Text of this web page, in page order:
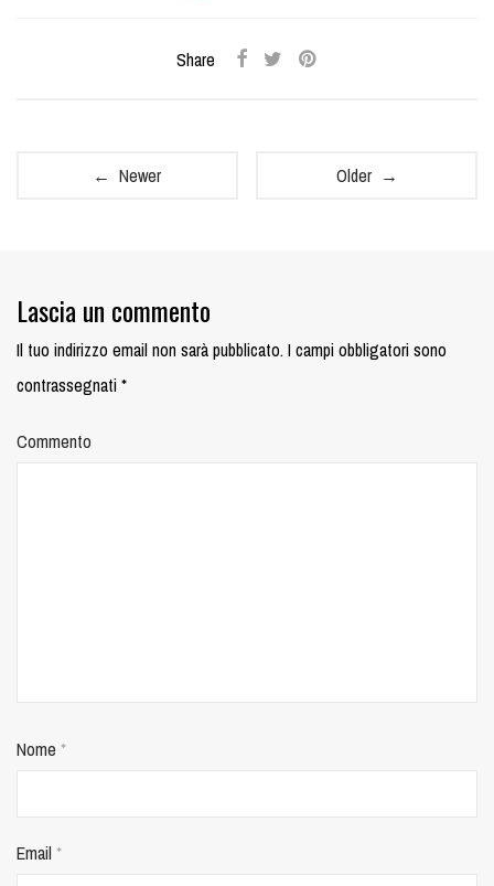
Share
← Newer Older →
Lascia un commento
Il tuo indirizzo email non sarà pubblicato.I campi obbligatori sono
contrassegnati*
Commento
Nome *
Email *